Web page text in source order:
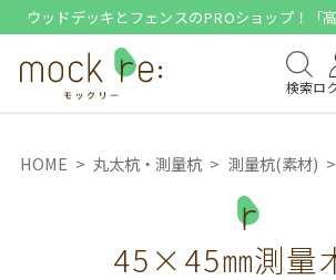
ウッドデッキとフェンスのPROショップ！「
検索ロ
HOME 丸太杭・測量杭 測量杭(素材)
45×45㎜測量